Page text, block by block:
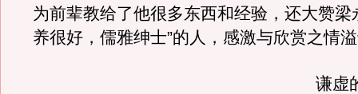
为前辈教给了他很多东西和经验，还大赞梁
养很好，儒雅绅士”的人，感激与欣赏之情
谦虚